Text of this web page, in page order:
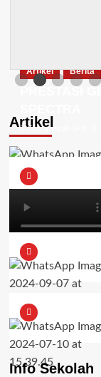
Artikel
Artikel Berita
PRESTASI
Firmansyah SPd
Info Sekolah